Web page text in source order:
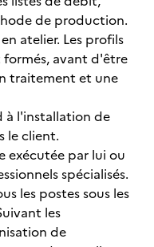
de production.
atelier. Les profils
avant d'être
traitement et une
à l'installation de
le client.
exécutée par lui ou
spécialisés.
les postes sous les
les
de